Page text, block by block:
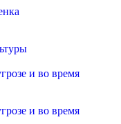
и во время
и во время